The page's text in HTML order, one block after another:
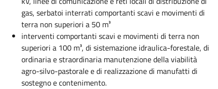
gas, serbatoi interrati comportanti scavi e movimenti di
terra non superiori a 50 m³
interventi comportanti scavi e movimenti di terra non
superiori a 100 m³, di sistemazione idraulica-forestale, di
ordinaria e straordinaria manutenzione della viabilità
agro-silvo-pastorale e di realizzazione di manufatti di
sostegno e contenimento.